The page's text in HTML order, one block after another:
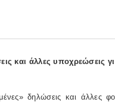
και άλλες υποχρεώσεις
δηλώσεις και άλλες